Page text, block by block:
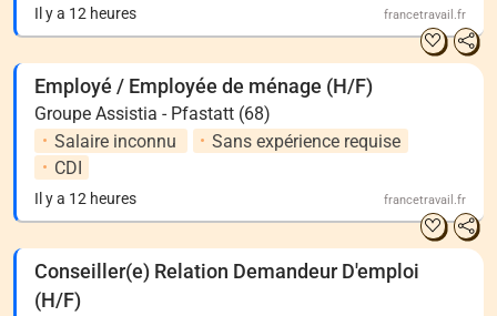
Il y a 12 heures francetravail.fr
Employé / Employée de ménage (H/F)
Groupe Assistia - Pfastatt (68)
Salaire inconnu
Sans expérience requise
CDI
Il y a 12 heures francetravail.fr
Conseiller(e) Relation Demandeur D'emploi
(H/F)